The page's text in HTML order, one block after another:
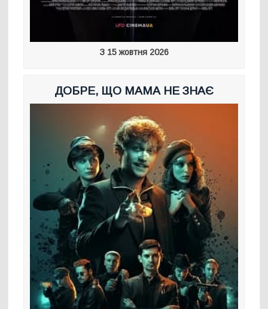
З 15 жовтня 2026
ДОБРЕ, ЩО МАМА НЕ ЗНАЄ